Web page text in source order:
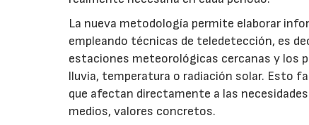
La nueva metodología permite elaborar
empleando técnicas de teledetección, es
estaciones meteorológicas cercanas y los
lluvia, temperatura o radiación solar. Esto
que afectan directamente a las
medios, valores concretos.